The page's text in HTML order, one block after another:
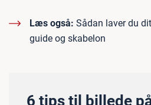
Læs også: Sådan laver du
guide og skabelon
6 tips til billede